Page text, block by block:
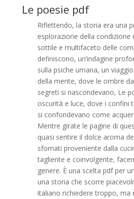
Le poesie pdf
Riflettendo, la storia era una
esplorazione della condizione
sottile e multifaceto delle
definiscono, un’indagine
sulla psiche umana, un
della mente, dove le ombre
segreti si nascondevano, Le
oscurità e luce, dove i confini
si confondevano come
Mentre girate le pagine di
quasi sentire il dolce aroma
sfornati proveniente dalla
tagliente e coinvolgente,
genere. È una scelta pdf per
una storia che scorre
italiano richiedere troppo, ma